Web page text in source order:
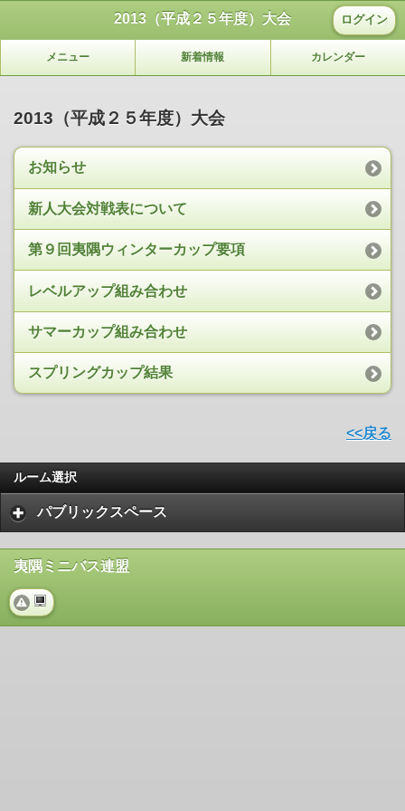
2013（平成２５年度）大会 ログイン
メニュー 新着情報 カレンダー
2013（平成２５年度）大会
お知らせ
新人大会対戦表について
第９回夷隅ウィンターカップ要項
レベルアップ組み合わせ
サマーカップ組み合わせ
スプリングカップ結果
<<戻る
ルーム選択
パブリックスペース
夷隅ミニバス連盟